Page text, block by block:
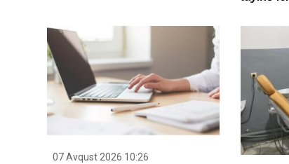
07 Avqust 2026 10:26